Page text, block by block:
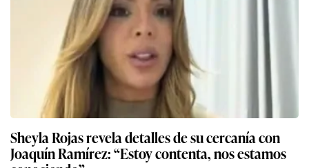
Sheyla Rojas revela detalles de su cercanía con
Joaquín Ramírez: “Estoy contenta, nos estamos